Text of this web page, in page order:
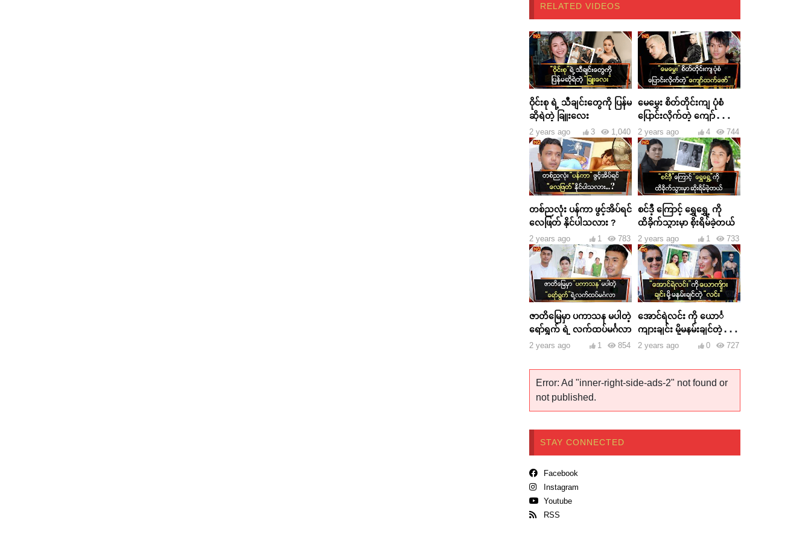
RELATED VIDEOS
ဝိုင်းစု ရဲ့ သီချင်းတွေကို ပြန်မ
ဆိုရဲတဲ့ ခြူးလေး
2 years ago 1,040
3
မေမွှေး စိတ်တိုင်းကျ ပုံစံ
ပြောင်းလိုက်တဲ့ ကျော်ထက်
ဇော်
2 years ago 744
4
တစ်ညလုံး ပန်ကာ ဖွင့်အိပ်ရင်
လေဖြတ် နိုင်ပါသလား ?
2 years ago 783
1
စင်ဒီ့ ကြောင့် ရွှေရွှေ့ ကို
ထိခိုက်သွားမှာ စိုးရိမ်ခဲ့တယ်
2 years ago 733
1
ဇာတိမြေမှာ ပကာသန မပါတဲ့
ရော်ရွက် ရဲ့ လက်ထပ်မင်္ဂလာ
2 years ago 854
1
အောင်ရဲလင်း ကို ယောင်္
ကျားချင်း မို့မနမ်းချင်တဲ့
လင်း
2 years ago 727
0
Error: Ad "inner-right-side-ads-2" not found or
not published.
STAY CONNECTED
Facebook
Instagram
Youtube
RSS